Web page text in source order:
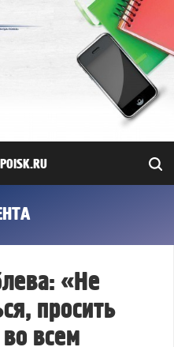
«Не
просить
всем